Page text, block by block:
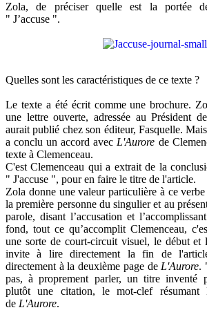
Zola, de préciser quelle est la portée
" J’accuse ".
Quelles sont les caractéristiques de ce texte ?
Le texte a été écrit comme une brochure.
une lettre ouverte, adressée au Président
aurait publié chez son éditeur, Fasquelle.
a conclu un accord avec L'Aurore de
texte à Clemenceau.
C'est Clemenceau qui a extrait de la
" J'accuse ", pour en faire le titre de l'article.
Zola donne une valeur particulière à ce
la première personne du singulier et au
parole, disant l’accusation et
fond, tout ce qu’accomplit Clemenceau,
une sorte de court-circuit visuel, le début
invite à lire directement la fin de
directement à la deuxième page de L'Aurore.
pas, à proprement parler, un titre inventé
plutôt une citation, le mot-clef résumant
de L'Aurore.